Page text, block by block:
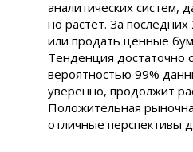
аналитических систем,
но растет. За
или продать ценные
Тенденция достаточно
вероятностью 99%
уверенно, продолжит
Положительная
отличные перспективы